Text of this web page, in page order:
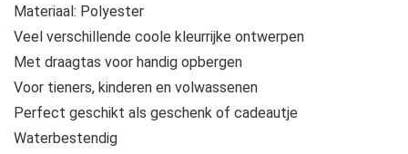
Materiaal: Polyester
Veel verschillende coole kleurrijke ontwerpen
Met draagtas voor handig opbergen
Voor tieners, kinderen en volwassenen
Perfect geschikt als geschenk of cadeautje
Waterbestendig